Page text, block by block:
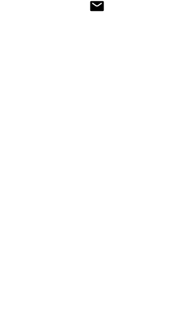
acompanhamento específico a cada